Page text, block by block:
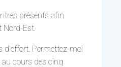
présents afin
Nord-Est.
Permettez-moi
au cours des cinq